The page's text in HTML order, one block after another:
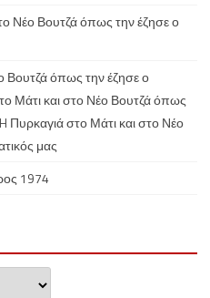
Νέο Βουτζά όπως την έζησε ο
Βουτζά όπως την έζησε ο
Μάτι και στο Νέο Βουτζά όπως
H Πυρκαγιά στο Μάτι και στο Νέο
μας
1974